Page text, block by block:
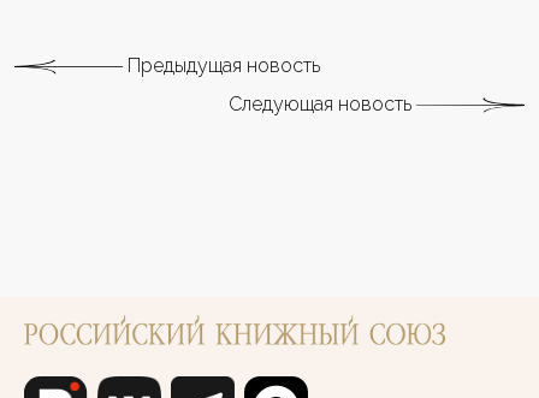
Предыдущая новость
Следующая новость